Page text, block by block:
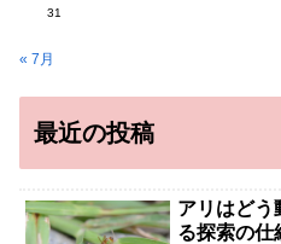
31
« 7月
最近の投稿
アリはどう
る探索の仕